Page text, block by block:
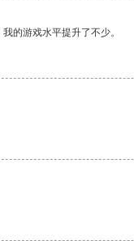
的游戏水平提升了不少。